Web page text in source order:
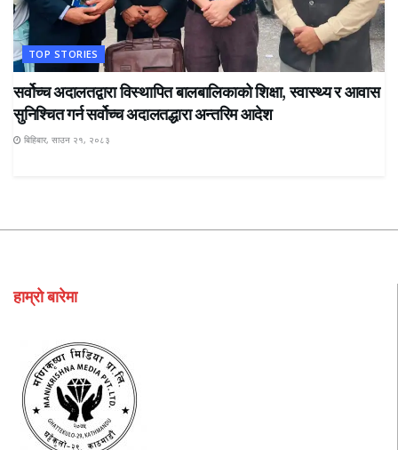
TOP STORIES
सर्वोच्च अदालतद्वारा विस्थापित बालबालिकाको शिक्षा, स्वास्थ्य र आवास
सुनिश्चित गर्न सर्वोच्च अदालतद्धारा अन्तरिम आदेश
बिहिबार, साउन २१, २०८३
हाम्रो बारेमा